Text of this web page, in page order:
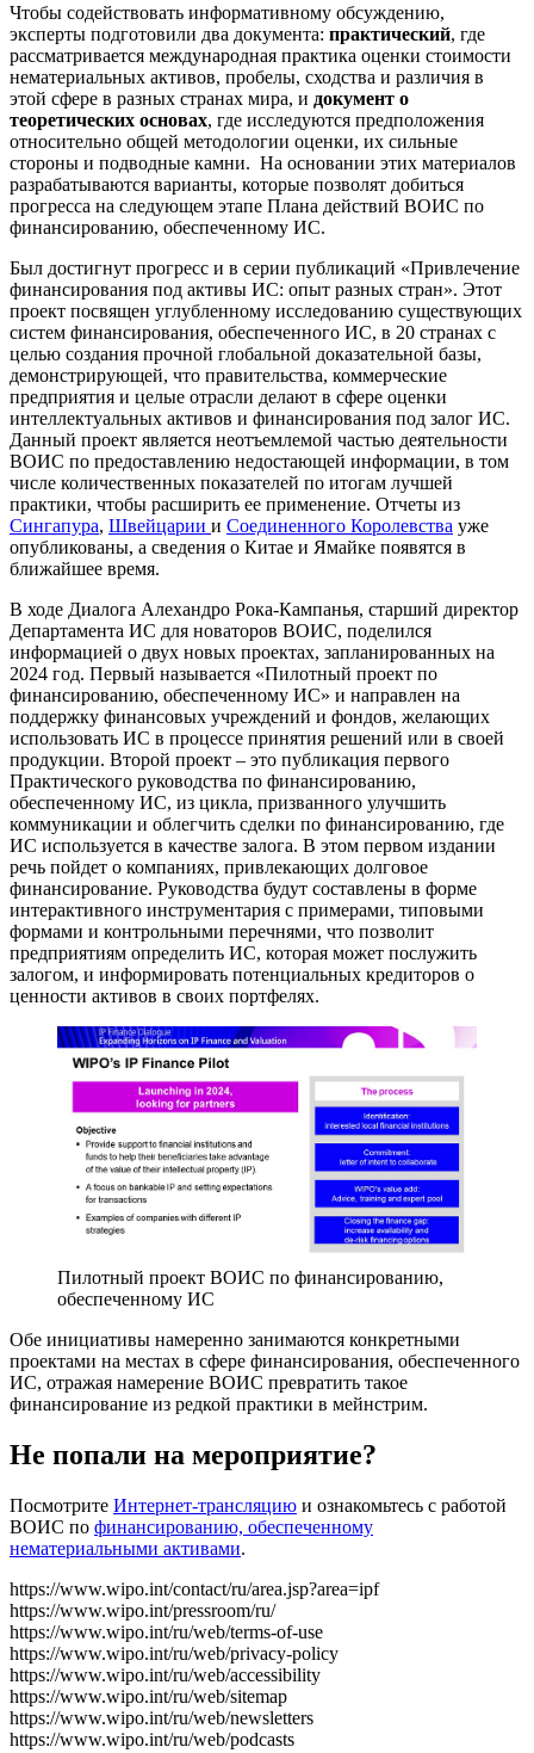
Чтобы содействовать информативному обсуждению,
эксперты подготовили два документа: практический, где
рассматривается международная практика оценки стоимости
нематериальных активов, пробелы, сходства и различия в
этой сфере в разных странах мира, и документ о
теоретических основах, где исследуются предположения
относительно общей методологии оценки, их сильные
стороны и подводные камни. На основании этих материалов
разрабатываются варианты, которые позволят добиться
прогресса на следующем этапе Плана действий ВОИС по
финансированию, обеспеченному ИС.
Был достигнут прогресс и в серии публикаций «Привлечение
финансирования под активы ИС: опыт разных стран». Этот
проект посвящен углубленному исследованию существующих
систем финансирования, обеспеченного ИС, в 20 странах с
целью создания прочной глобальной доказательной базы,
демонстрирующей, что правительства, коммерческие
предприятия и целые отрасли делают в сфере оценки
интеллектуальных активов и финансирования под залог ИС.
Данный проект является неотъемлемой частью деятельности
ВОИС по предоставлению недостающей информации, в том
числе количественных показателей по итогам лучшей
практики, чтобы расширить ее применение. Отчеты из
Сингапура, Швейцарии и Соединенного Королевства уже
опубликованы, а сведения о Китае и Ямайке появятся в
ближайшее время.
В ходе Диалога Алехандро Рока-Кампанья, старший директор
Департамента ИС для новаторов ВОИС, поделился
информацией о двух новых проектах, запланированных на
2024 год. Первый называется «Пилотный проект по
финансированию, обеспеченному ИС» и направлен на
поддержку финансовых учреждений и фондов, желающих
использовать ИС в процессе принятия решений или в своей
продукции. Второй проект – это публикация первого
Практического руководства по финансированию,
обеспеченному ИС, из цикла, призванного улучшить
коммуникации и облегчить сделки по финансированию, где
ИС используется в качестве залога. В этом первом издании
речь пойдет о компаниях, привлекающих долговое
финансирование. Руководства будут составлены в форме
интерактивного инструментария с примерами, типовыми
формами и контрольными перечнями, что позволит
предприятиям определить ИС, которая может послужить
залогом, и информировать потенциальных кредиторов о
ценности активов в своих портфелях.
Пилотный проект ВОИС по финансированию,
обеспеченному ИС
Обе инициативы намеренно занимаются конкретными
проектами на местах в сфере финансирования, обеспеченного
ИС, отражая намерение ВОИС превратить такое
финансирование из редкой практики в мейнстрим.
Не попали на мероприятие?
Посмотрите Интернет-трансляцию и ознакомьтесь с работой
ВОИС по финансированию, обеспеченному
нематериальными активами.
https://www.wipo.int/contact/ru/area.jsp?area=ipf
https://www.wipo.int/pressroom/ru/
https://www.wipo.int/ru/web/terms-of-use
https://www.wipo.int/ru/web/privacy-policy
https://www.wipo.int/ru/web/accessibility
https://www.wipo.int/ru/web/sitemap
https://www.wipo.int/ru/web/newsletters
https://www.wipo.int/ru/web/podcasts